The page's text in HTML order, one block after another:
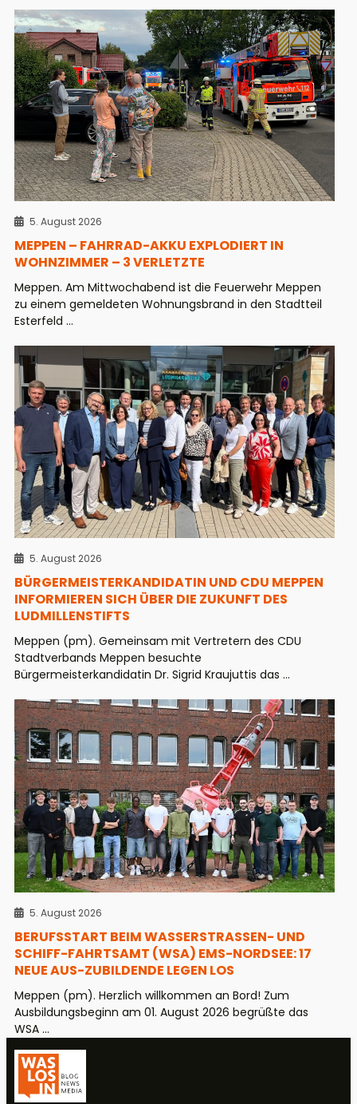
5. August 2026
MEPPEN – FAHRRAD-AKKU EXPLODIERT IN
WOHNZIMMER – 3 VERLETZTE
Meppen. Am Mittwochabend ist die Feuerwehr Meppen
zu einem gemeldeten Wohnungsbrand in den Stadtteil
Esterfeld ...
5. August 2026
BÜRGERMEISTERKANDIDATIN UND CDU MEPPEN
INFORMIEREN SICH ÜBER DIE ZUKUNFT DES
LUDMILLENSTIFTS
Meppen (pm). Gemeinsam mit Vertretern des CDU
Stadtverbands Meppen besuchte
Bürgermeisterkandidatin Dr. Sigrid Kraujuttis das ...
5. August 2026
BERUFSSTART BEIM WASSERSTRASSEN- UND S
CHIFF-FAHRTSAMT (WSA) EMS-NORDSEE: 17 N
EUE AUS-ZUBILDENDE LEGEN LOS
Meppen (pm). Herzlich willkommen an Bord! Zum
Ausbildungsbeginn am 01. August 2026 begrüßte das
WSA ...